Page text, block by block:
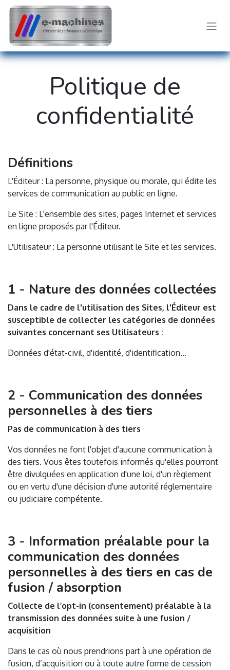
Politique de
confidentialité
Définitions
L'Éditeur : La personne, physique ou morale, qui édite les
services de communication au public en ligne.
Le Site : L'ensemble des sites, pages Internet et services
en ligne proposés par l'Éditeur.
L'Utilisateur : La personne utilisant le Site et les services.
1 - Nature des données collectées
Dans le cadre de l'utilisation des Sites, l'Éditeur est
susceptible de collecter les catégories de données
suivantes concernant ses Utilisateurs :
Données d'état-civil, d'identité, d'identification...
2 - Communication des données
personnelles à des tiers
Pas de communication à des tiers
Vos données ne font l'objet d'aucune communication à
des tiers. Vous êtes toutefois informés qu'elles pourront
être divulguées en application d'une loi, d'un règlement
ou en vertu d'une décision d'une autorité réglementaire
ou judiciaire compétente.
3 - Information préalable pour la
communication des données
personnelles à des tiers en cas de
fusion / absorption
Collecte de l’opt-in (consentement) préalable à la
transmission des données suite à une fusion /
acquisition
Dans le cas où nous prendrions part à une opération de
fusion, d’acquisition ou à toute autre forme de cession